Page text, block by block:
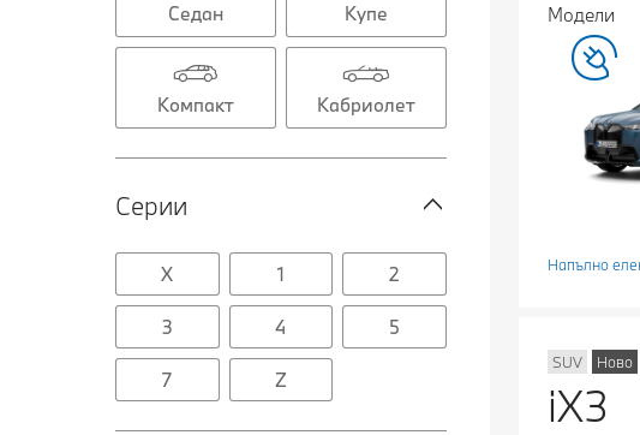
Седан Купе
Компакт Кабриолет
Серии
X 1 2
3 4 5
7 Z
Модели
Напълно
SUV Ново
iX3